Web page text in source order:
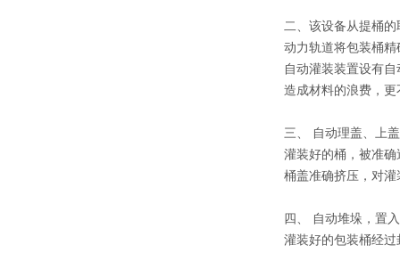
二、该设备从提桶
动力轨道将包装桶
自动灌装装置设有
造成材料的浪费，
三、 自动理盖、上
灌装好的桶，被准
桶盖准确挤压，对
四、 自动堆垛，置
灌装好的包装桶经